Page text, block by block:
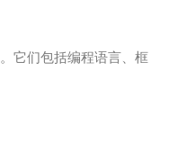
它们包括编程语言、框